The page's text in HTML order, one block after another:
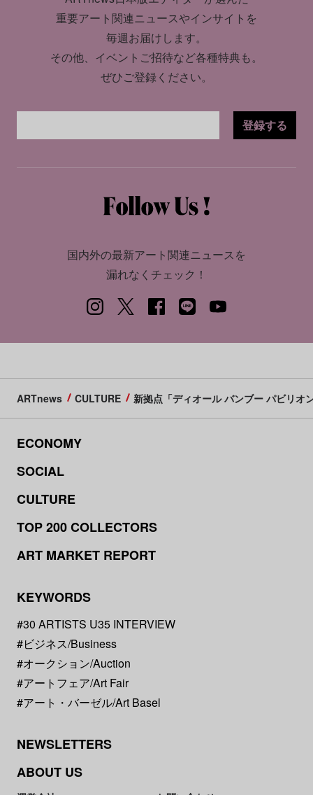
重要アート関連ニュースやインサイトを
毎週お届けします。
その他、イベントご招待など各種特典も。
ぜひご登録ください。
登録する
国内外の最新アート関連ニュースを
漏れなくチェック！
ARTnews CULTURE 新拠点「ディオール バンブー パビリオ
ECONOMY
SOCIAL
CULTURE
TOP 200 COLLECTORS
ART MARKET REPORT
KEYWORDS
#30 ARTISTS U35 INTERVIEW
#ビジネス/Business
#オークション/Auction
#アートフェア/Art Fair
#アート・バーゼル/Art Basel
NEWSLETTERS
ABOUT US